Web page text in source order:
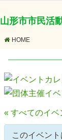
山形市市民活
HOME
« すべてのイベ
このイベント